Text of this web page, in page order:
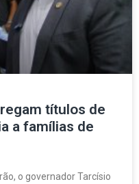
títulos de
a famílias de
o governador Tarcísio